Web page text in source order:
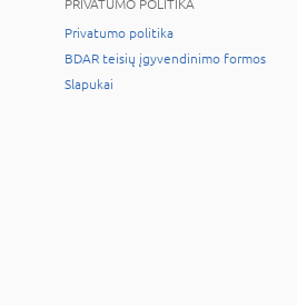
PRIVATUMO POLITIKA
Privatumo politika
BDAR teisių įgyvendinimo formos
Slapukai